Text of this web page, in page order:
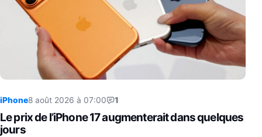
iPhone8 août 2026 à 07:00 1
Le prix de l’iPhone 17 augmenterait dans quelques
jours